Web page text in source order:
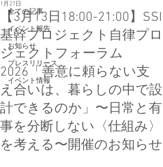
全ての記事
イベント報告
お知らせ
プレスリリース
イベント情報
【3月13日18:00-21:00】SSI
基幹プロジェクト自律プロ
ジェクトフォーラム
2026「善意に頼らない支
え合いは、暮らしの中で設
計できるのか」〜日常と有
事を分断しない〈仕組み〉
を考える〜開催のお知らせ
1月27日